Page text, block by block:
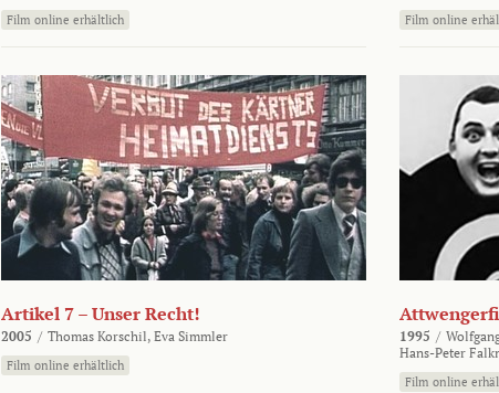
Film online erhältlich Film online
Artikel 7 – Unser Recht!
2005 / Thomas Korschil, Eva Simmler
Film online erhältlich
1995 /
Hans-Peter
Film online